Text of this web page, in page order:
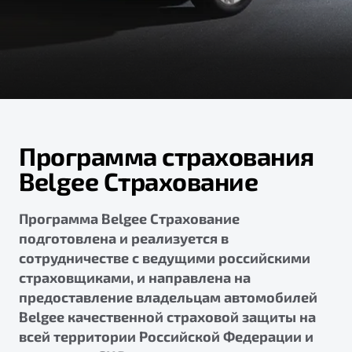
S50
Элегантный и практичный седан
Расчет КАСКО
Узнайте о специальных выгодах при покупке
Belgee Клуб
Реферальная программа
Клиентская поддержка
Помощь на дорогах
Программа страхования
Belgee Страхование
Программа Belgee Страхование
подготовлена и реализуется в
сотрудничестве с ведущими российскими
страховщиками, и направлена на
предоставление владельцам автомобилей
Belgee качественной страховой защиты на
всей территории Российской Федерации и